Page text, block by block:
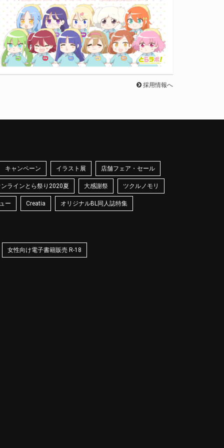
採用情報へ
キャンペーン イラスト展 店舗フェア・セール
ラインとら祭り2020夏 大感謝祭 ツクルノモリ
ー Creatia オリジナルBL同人誌特集
女性向け電子書籍販売 R-18